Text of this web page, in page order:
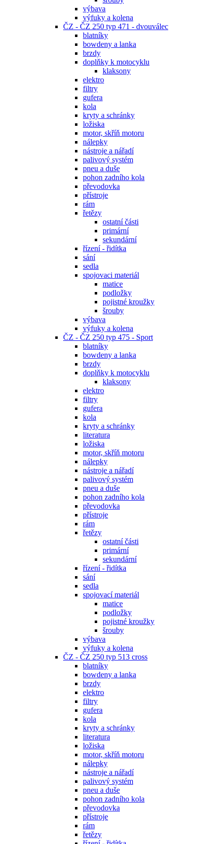
výbava
výfuky a kolena
ČZ - ČZ 250 typ 471 - dvouválec
blatníky
bowdeny a lanka
brzdy
doplňky k motocyklu
klaksony
elektro
filtry
gufera
kola
kryty a schránky
ložiska
motor, skříň motoru
nálepky
nástroje a nářadí
palivový systém
pneu a duše
pohon zadního kola
převodovka
přístroje
rám
řetězy
ostatní části
primární
sekundární
řízení - řidítka
sání
sedla
spojovaci materiál
matice
podložky
pojistné kroužky
šrouby
výbava
výfuky a kolena
ČZ - ČZ 250 typ 475 - Sport
blatníky
bowdeny a lanka
brzdy
doplňky k motocyklu
klaksony
elektro
filtry
gufera
kola
kryty a schránky
literatura
ložiska
motor, skříň motoru
nálepky
nástroje a nářadí
palivový systém
pneu a duše
pohon zadního kola
převodovka
přístroje
rám
řetězy
ostatní části
primární
sekundární
řízení - řidítka
sání
sedla
spojovací materiál
matice
podložky
pojistné kroužky
šrouby
výbava
výfuky a kolena
ČZ - ČZ 250 typ 513 cross
blatníky
bowdeny a lanka
brzdy
elektro
filtry
gufera
kola
kryty a schránky
literatura
ložiska
motor, skříň motoru
nálepky
nástroje a nářadí
palivový systém
pneu a duše
pohon zadního kola
převodovka
přístroje
rám
řetězy